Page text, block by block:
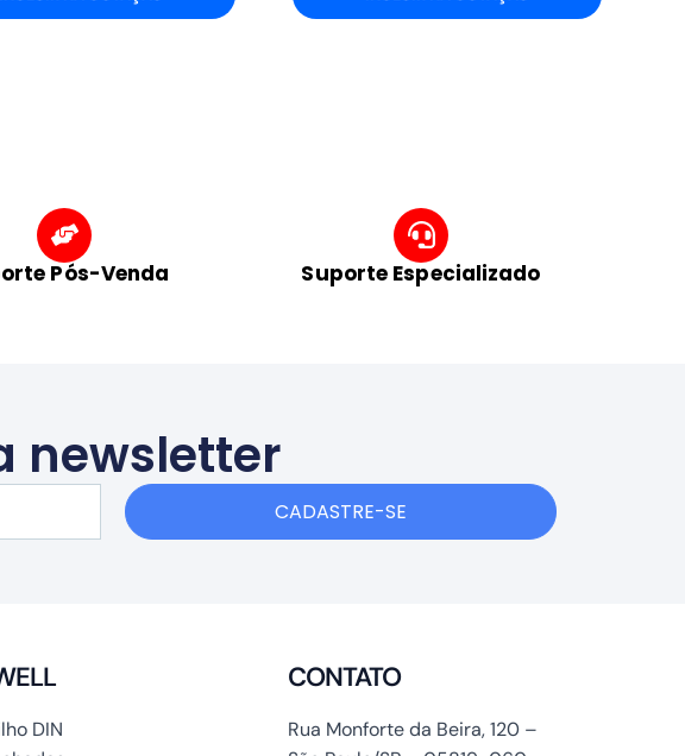
Pós-Venda Suporte Especializado
newsletter
CADASTRE-SE
DIN
CONTATO
Rua Monforte da Beira, 120 –